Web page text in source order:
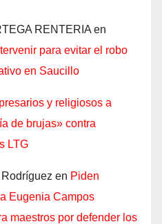
RENTERIA en
para evitar el robo
en Saucillo
y religiosos a
de brujas» contra
LTG
en Piden
Eugenia Campos
maestros por defender los